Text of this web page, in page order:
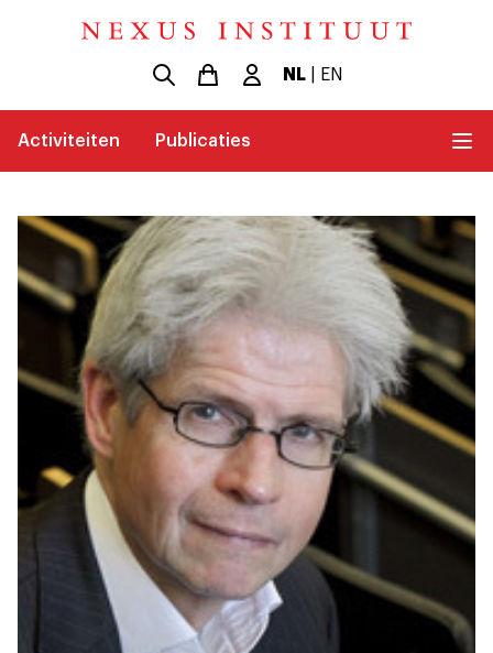
NL| EN
Activiteiten Publicaties